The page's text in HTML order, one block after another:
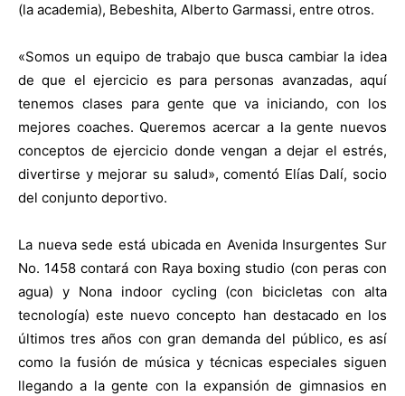
(la academia), Bebeshita, Alberto Garmassi, entre otros.
«Somos un equipo de trabajo que busca cambiar la idea
de que el ejercicio es para personas avanzadas, aquí
tenemos clases para gente que va iniciando, con los
mejores coaches. Queremos acercar a la gente nuevos
conceptos de ejercicio donde vengan a dejar el estrés,
divertirse y mejorar su salud», comentó Elías Dalí, socio
del conjunto deportivo.
La nueva sede está ubicada en Avenida Insurgentes Sur
No. 1458 contará con Raya boxing studio (con peras con
agua) y Nona indoor cycling (con bicicletas con alta
tecnología) este nuevo concepto han destacado en los
últimos tres años con gran demanda del público, es así
como la fusión de música y técnicas especiales siguen
llegando a la gente con la expansión de gimnasios en